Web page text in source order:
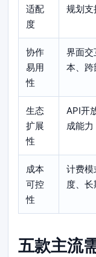
适配
度
规划支
协作
易用
性
界面
本、跨
生态
扩展
性
API开
成能力
成本
可控
性
计费
度、长
五款主流